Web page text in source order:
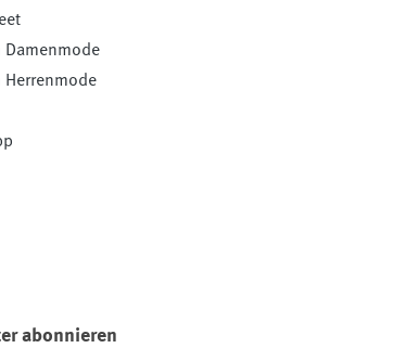
Damenmode
Herrenmode
abonnieren